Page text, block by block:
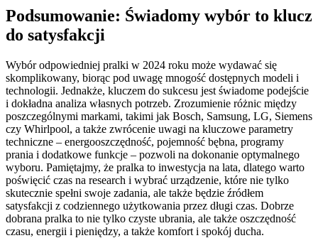
Podsumowanie: Świadomy wybór to klucz
do satysfakcji
Wybór odpowiedniej pralki w 2024 roku może wydawać się
skomplikowany, biorąc pod uwagę mnogość dostępnych modeli i
technologii. Jednakże, kluczem do sukcesu jest świadome podejście
i dokładna analiza własnych potrzeb. Zrozumienie różnic między
poszczególnymi markami, takimi jak Bosch, Samsung, LG, Siemens
czy Whirlpool, a także zwrócenie uwagi na kluczowe parametry
techniczne – energooszczędność, pojemność bębna, programy
prania i dodatkowe funkcje – pozwoli na dokonanie optymalnego
wyboru. Pamiętajmy, że pralka to inwestycja na lata, dlatego warto
poświęcić czas na research i wybrać urządzenie, które nie tylko
skutecznie spełni swoje zadania, ale także będzie źródłem
satysfakcji z codziennego użytkowania przez długi czas. Dobrze
dobrana pralka to nie tylko czyste ubrania, ale także oszczędność
czasu, energii i pieniędzy, a także komfort i spokój ducha.